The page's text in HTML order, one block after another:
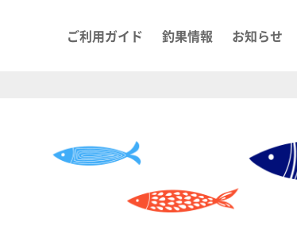
ご利用ガイド 釣果情報 お知らせ